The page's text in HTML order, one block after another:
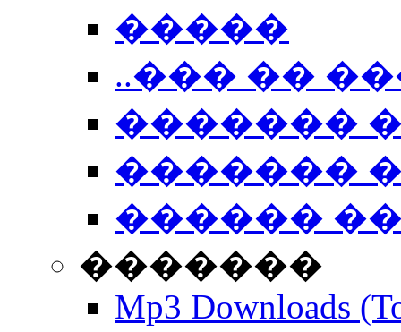
�����
..��� ��
�������
�������
������
�������
Mp3 Downloads